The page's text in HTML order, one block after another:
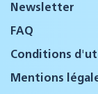
Newsletter
FAQ
Conditions
Mentions